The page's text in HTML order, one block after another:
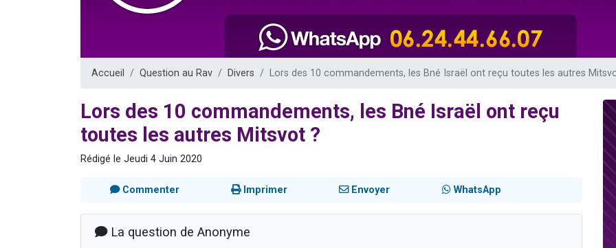
Eva vient de donner son Maasser
Eli vient de donner son Maasser
Accueil Question au Rav Divers Lors des 10 commandements, les Bné Israël ont reçu toutes les autres
Lors des 10 commandements, les Bné Israël ont reçu
toutes les autres Mitsvot ?
Rédigé le Jeudi 4 Juin 2020
Commenter Imprimer Envoyer WhatsApp
La question de Anonyme